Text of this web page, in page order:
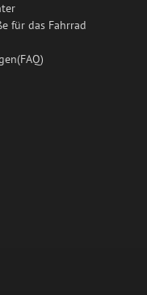
für das Fahrrad